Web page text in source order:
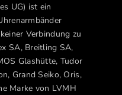
UG) ist ein
Verbindung zu
SA, Breitling SA,
Glashütte, Tudor
Grand Seiko, Oris,
Marke von LVMH